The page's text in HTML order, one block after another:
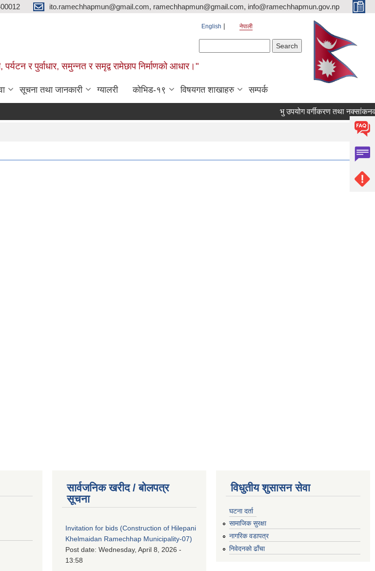
ito.ramechhapmun@gmail.com, ramechhapmun@gmail.com, info@ramechhapmun.gov.np
पर्यटन र पुर्वाधार, समुन्नत र समृद्व रामेछाप निर्माणको आधार।"
English नेपाली
सूचना तथा जानकारी ग्यालरी कोभिड-१९ विषयगत शाखाहरु सम्पर्क
भु उपयोग वर्गीकरण तथा नक्सांकनका
सार्वजनिक खरीद / बोलपत्र
सूचना
Invitation for bids (Construction of Hilepani
Khelmaidan Ramechhap Municipality-07)
Post date: Wednesday, April 8, 2026 -
13:58
विधुतीय शुसासन सेवा
घटना दर्ता
सामाजिक सुरक्षा
नागरिक वडापत्र
निवेदनको ढाँचा